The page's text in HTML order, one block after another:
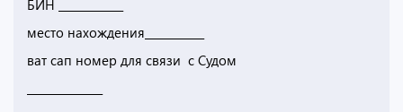
БИН ____________
место нахождения___________
ват сап номер для связи с Судом